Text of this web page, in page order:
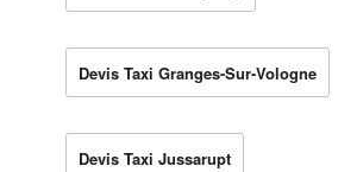
Devis Taxi Granges-Sur-Vologne
Devis Taxi Jussarupt